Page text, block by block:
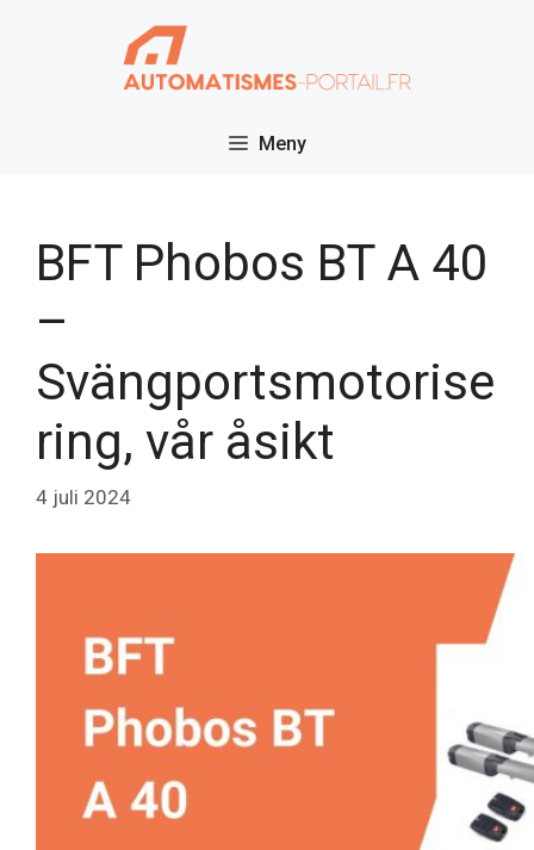
Meny
BFT Phobos BT A 40
–
Svängportsmotorise
ring, vår åsikt
4 juli 2024